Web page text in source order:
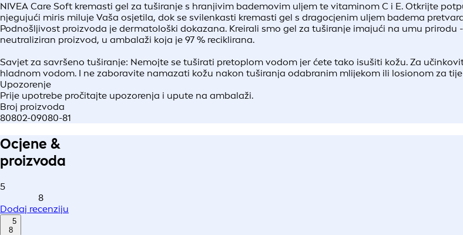
NIVEA Care Soft kremasti gel za tuširanje s hranjivim bademovim uljem te vitaminom C i E. Otkrijte
njegujući miris miluje Vaša osjetila, dok se svilenkasti kremasti gel s dragocjenim uljem badema
Podnošljivost proizvoda je dermatološki dokazana. Kreirali smo gel za tuširanje imajući na umu
neutraliziran proizvod, u ambalaži koja je 97 % reciklirana.
Savjet za savršeno tuširanje: Nemojte se tuširati pretoplom vodom jer ćete tako isušiti kožu. Za
hladnom vodom. I ne zaboravite namazati kožu nakon tuširanja odabranim mlijekom ili losionom za
Upozorenje
Prije upotrebe pročitajte upozorenja i upute na ambalaži.
Broj proizvoda
80802-09080-81
Ocjene &
proizvoda
5
8
Dodaj recenziju
5
8